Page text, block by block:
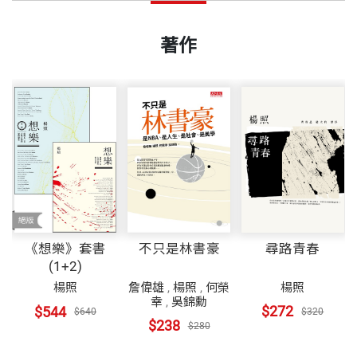
著作
《想樂》套書
(1+2)
楊照
$544 $640
不只是林書豪
詹偉雄 ,楊照 , 何榮
幸 , 吳錦勳
$238 $280
尋路青春
楊照
$272 $320